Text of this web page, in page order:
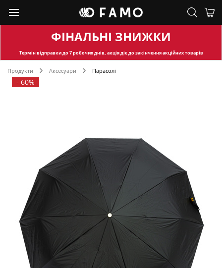
ФІНАЛЬНІ ЗНИЖКИ
Термін відправкидо 7 робочих днів, акція діє до закінчення акційних товарів
Продукти Аксесуари Парасолі
- 60%